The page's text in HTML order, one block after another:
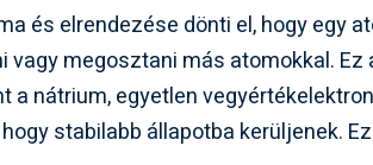
és elrendezése dönti el, hogy egy
vagy megosztani más atomokkal.
a nátrium, egyetlen
stabilabb állapotba kerüljenek.